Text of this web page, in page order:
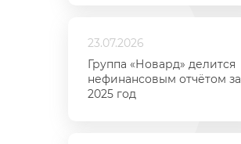
23.07.2026
Группа «Новард» делится
нефинансовым отчётом за
2025 год